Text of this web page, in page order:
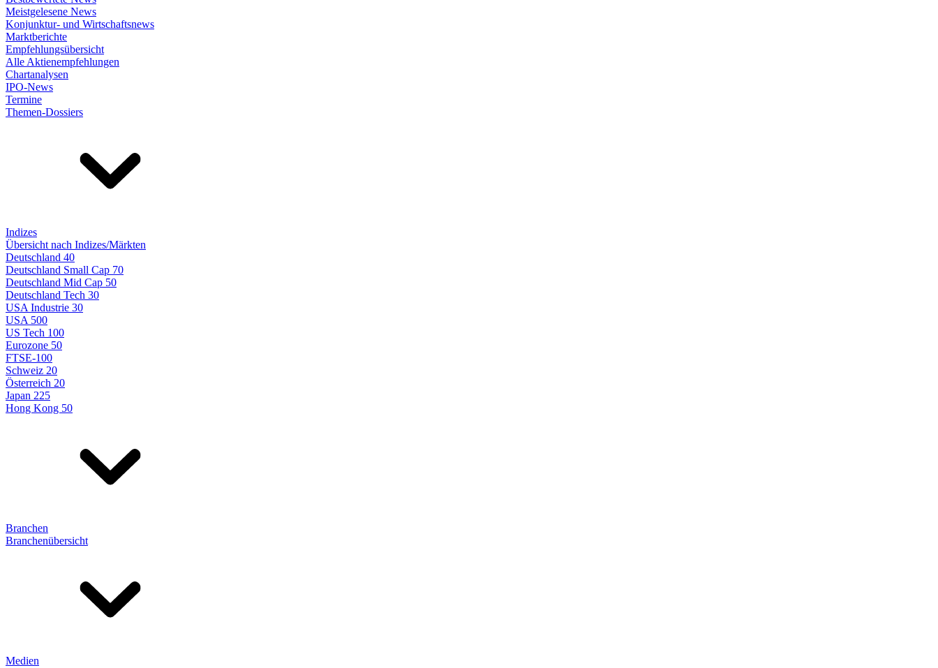
Meistgelesene News
Konjunktur- und Wirtschaftsnews
Marktberichte
Empfehlungsübersicht
Alle Aktienempfehlungen
Chartanalysen
IPO-News
Termine
Themen-Dossiers
Indizes
Übersicht nach Indizes/Märkten
Deutschland 40
Deutschland Small Cap 70
Deutschland Mid Cap 50
Deutschland Tech 30
USA Industrie 30
USA 500
US Tech 100
Eurozone 50
FTSE-100
Schweiz 20
Österreich 20
Japan 225
Hong Kong 50
Branchen
Branchenübersicht
Medien